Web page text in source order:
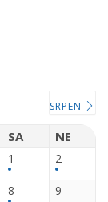
SRPEN
SA NE
1 2
8 9